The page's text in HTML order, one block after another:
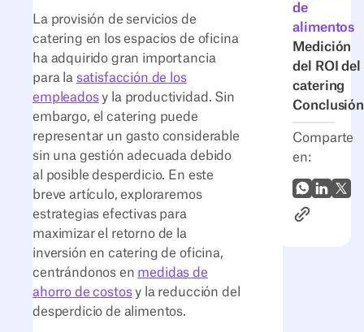
de
alimentos
Medición
del ROI del
catering
Conclusión
Comparte
en:
WhatsApp
X
Enlace al
La provisión de servicios de
catering en los espacios de oficina
ha adquirido gran importancia
para la satisfacción de los
empleadosy la productividad. Sin
embargo, el catering puede
representar un gasto considerable
sin una gestión adecuada debido
al posible desperdicio. En este
breve artículo, exploraremos
estrategias efectivas para
maximizar el retorno de la
inversión en catering de oficina,
centrándonos en medidas de
ahorro de costosy la reducción del
desperdicio de alimentos.